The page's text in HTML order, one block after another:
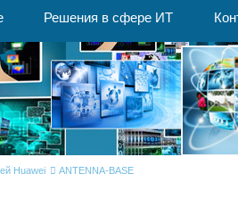
Решения в сфере ИТ
Huawei ANTENNA-BASE